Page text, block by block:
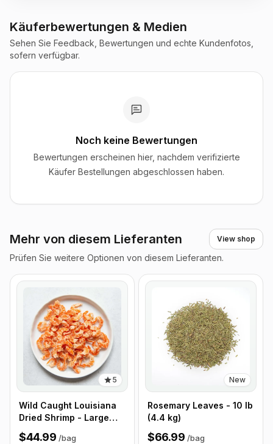
Käuferbewertungen & Medien
Sehen Sie Feedback, Bewertungen und echte Kundenfotos,
sofern verfügbar.
Noch keine Bewertungen
Bewertungen erscheinen hier, nachdem verifizierte
Käufer Bestellungen abgeschlossen haben.
Mehr von diesem Lieferanten View shop
Prüfen Sie weitere Optionen von diesem Lieferanten.
5
Wild Caught Louisiana
Dried Shrimp - Large
Size - 1 lb (453g)
$44.99 /bag
New
Rosemary Leaves - 10 lb
(4.4 kg)
$66.99 /bag